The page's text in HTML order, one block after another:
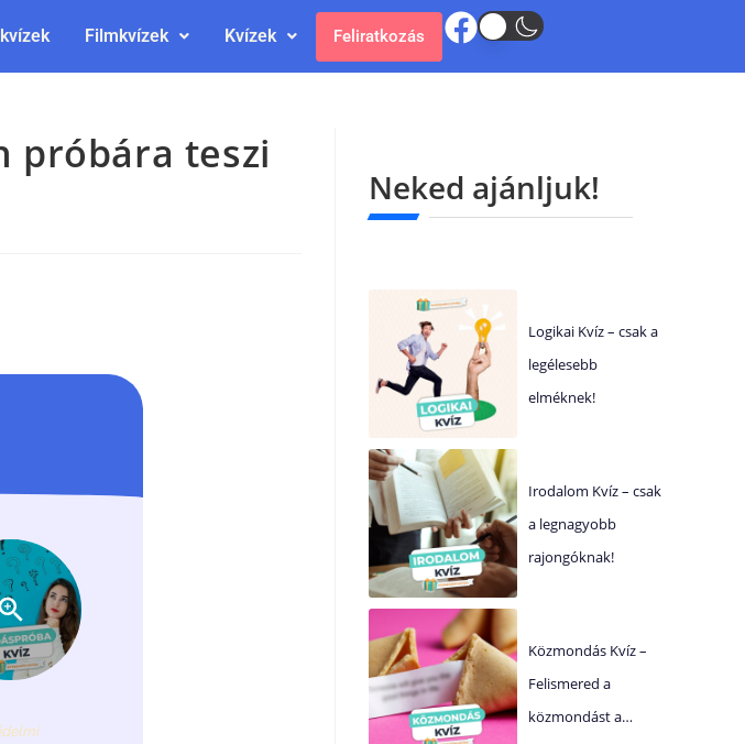
Filmkvízek Kvízek Feliratkozás
próbára teszi
Neked ajánljuk!
Logikai Kvíz – csak a
legélesebb
elméknek!
Irodalom Kvíz – csak
a legnagyobb
rajongóknak!
Közmondás Kvíz –
Felismered a
közmondást a…